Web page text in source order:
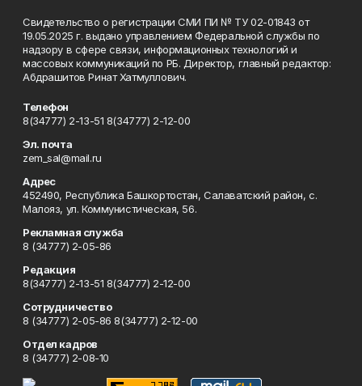
Свидетельство о регистрации СМИ ПИ № ТУ 02-01843 от
19.05.2025 г. выдано управлением Федеральной службы по
надзору в сфере связи, информационных технологий и
массовых коммуникаций по РБ. Директор, главный редактор:
Абдрашитов Ринат Хатмуллович.
Телефон
8(34777) 2-13-51 8(34777) 2-12-00
Эл. почта
zem_sal@mail.ru
Адрес
452490, Республика Башкортостан, Салаватский район, с.
Малояз, ул. Коммунистическая, 56.
Рекламная служба
8 (34777) 2-05-86
Редакция
8(34777) 2-13-51 8(34777) 2-12-00
Сотрудничество
8 (34777) 2-05-86 8(34777) 2-12-00
Отдел кадров
8 (34777) 2-08-10